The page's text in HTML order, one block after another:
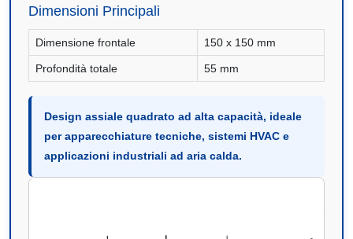
Dimensioni Principali
Dimensione frontale 150 x 150 mm
Profondità totale 55 mm
Design assiale quadrato ad alta capacità, ideale
per apparecchiature tecniche, sistemi HVAC e
applicazioni industriali ad aria calda.